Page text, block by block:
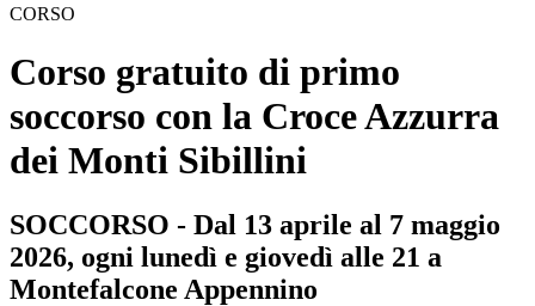
CORSO
Corso gratuito di primo
soccorso con la Croce Azzurra
dei Monti Sibillini
SOCCORSO - Dal 13 aprile al 7 maggio
2026, ogni lunedì e giovedì alle 21 a
Montefalcone Appennino